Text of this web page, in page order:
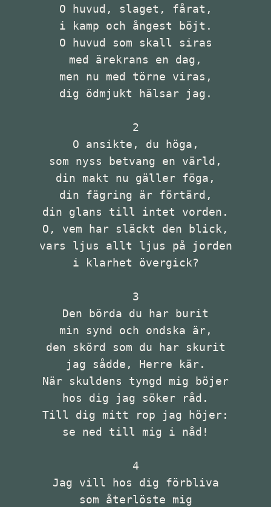
O huvud, slaget, fårat,
i kamp och ångest böjt.
O huvud som skall siras
med ärekrans en dag,
men nu med törne viras,
dig ödmjukt hälsar jag.
2
O ansikte, du höga,
som nyss betvang en värld,
din makt nu gäller föga,
din fägring är förtärd,
din glans till intet vorden.
O, vem har släckt den blick,
vars ljus allt ljus på jorden
i klarhet övergick?
3
Den börda du har burit
min synd och ondska är,
den skörd som du har skurit
jag sådde, Herre kär.
När skuldens tyngd mig böjer
hos dig jag söker råd.
Till dig mitt rop jag höjer:
se ned till mig i nåd!
4
Jag vill hos dig förbliva
som återlöste mig